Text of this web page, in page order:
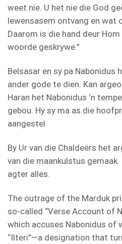
weet nie. U het nie die God
lewensasem ontvang en wat
Daarom is die hand deur
woorde geskrywe.”
Belsasar en sy pa
ander gode te dien. Kan
Haran het Nabonidus ‘n
gebou. Hy sy ma as die
aangestel
By Ur van die Chaldeërs het
van die maankulstus
agter alles.
The outrage of the Marduk
so-called “Verse Account of
which accuses Nabonidus of
“Ilteri”—a designation that